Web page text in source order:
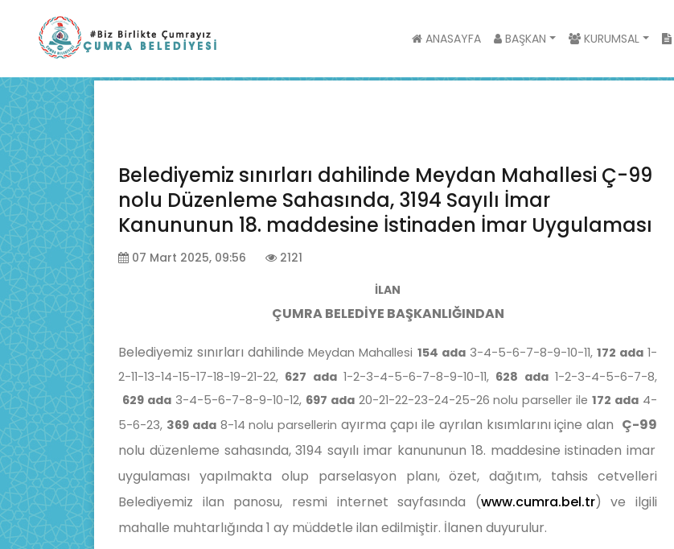
ANASAYFA BAŞKAN KURUMSAL
Belediyemiz sınırları dahilinde Meydan Mahallesi Ç-99
nolu Düzenleme Sahasında, 3194 Sayılı İmar
Kanununun 18. maddesine İstinaden İmar Uygulaması
07 Mart 2025, 09:56
2121
İLAN
ÇUMRA BELEDİYE BAŞKANLIĞINDAN
Belediyemiz sınırları dahilindeMeydan Mahallesi 154 ada3-4-5-6-7-8-9-10-11, 172 ada1-
2-11-13-14-15-17-18-19-21-22, 627 ada1-2-3-4-5-6-7-8-9-10-11, 628 ada1-2-3-4-5-6-7-8,
629 ada3-4-5-6-7-8-9-10-12, 697 ada20-21-22-23-24-25-26 nolu parseller ile172 ada 4-
5-6-23, 369 ada8-14 nolu parsellerinayırma çapı ile ayrılan kısımlarını içine alan Ç-99
nolu düzenleme sahasında, 3194 sayılı imar kanununun 18. maddesine istinaden imar
uygulaması yapılmakta olup parselasyon planı, özet, dağıtım, tahsis cetvelleri
Belediyemiz ilan panosu, resmi internet sayfasında (www.cumra.bel.tr) ve ilgili
mahalle muhtarlığında 1 ay müddetle ilan edilmiştir. İlanen duyurulur.